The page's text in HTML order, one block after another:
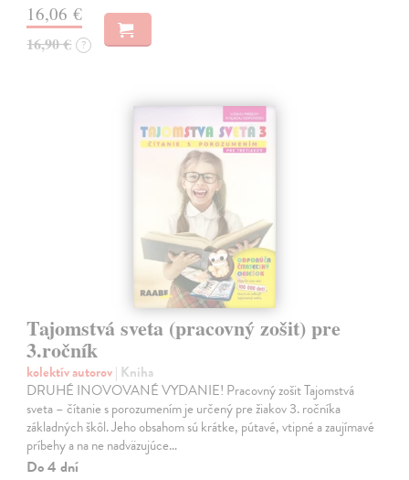
16,06 €
16,90 € ?
Tajomstvá sveta (pracovný zošit) pre
3.ročník
kolektív autorov| Kniha
DRUHÉ INOVOVANÉ VYDANIE! Pracovný zošit Tajomstvá
sveta – čítanie s porozumením je určený pre žiakov 3. ročníka
základných škôl. Jeho obsahom sú krátke, pútavé, vtipné a zaujímavé
príbehy a na ne nadväzujúce…
Do 4 dní